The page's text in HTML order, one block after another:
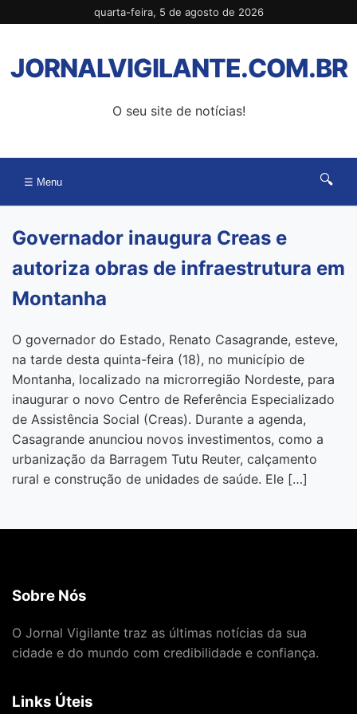
para
conteúdo
quarta-feira, 5 de agosto de 2026
JORNALVIGILANTE.COM.BR
O seu site de notícias!
☰ Menu 🔍
Governador inaugura Creas e
autoriza obras de infraestrutura em
Montanha
O governador do Estado, Renato Casagrande, esteve,
na tarde desta quinta-feira (18), no município de
Montanha, localizado na microrregião Nordeste, para
inaugurar o novo Centro de Referência Especializado
de Assistência Social (Creas). Durante a agenda,
Casagrande anunciou novos investimentos, como a
urbanização da Barragem Tutu Reuter, calçamento
rural e construção de unidades de saúde. Ele […]
Sobre Nós
O Jornal Vigilante traz as últimas notícias da sua
cidade e do mundo com credibilidade e confiança.
Links Úteis